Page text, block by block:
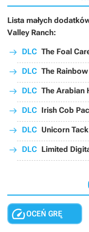
Lista małych
Valley Ranch:
DLC The Foal
DLC The
DLC The Arabian
DLC Irish Cob
DLC Unicorn
DLC Limited
OCEŃ GRĘ